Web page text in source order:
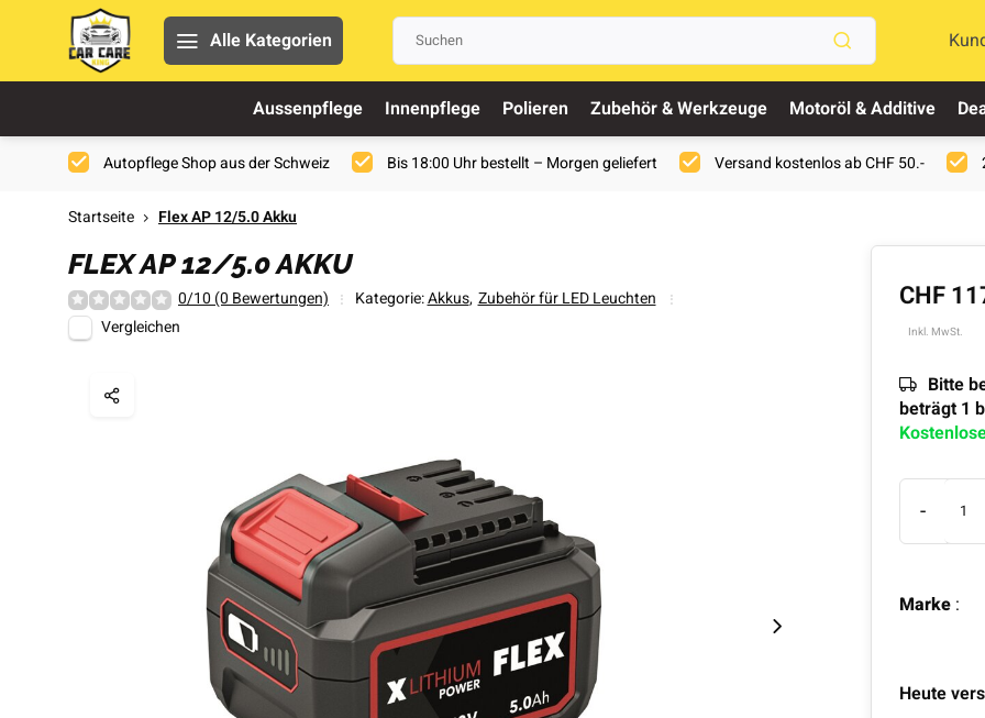
Alle Kategorien
Aussenpflege Innenpflege Polieren Zubehör & Werkzeuge Motoröl & Additive
Autopflege Shop aus der Schweiz Bis 18:00 Uhr bestellt – Morgen geliefert Versand kostenlos ab CHF 50.-
Startseite Flex AP 12/5.0 Akku
FLEX AP 12/5.0 AKKU
0/10 (0 Bewertungen) Kategorie:Akkus, Zubehör für LED Leuchten
Vergleichen
CHF
Inkl. MwSt.
Bitte
beträgt 1
-
Marke :
Heute